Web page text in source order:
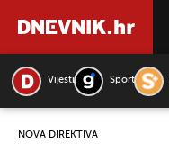
Vijesti Sport
NOVA DIREKTIVA
PRETRAŽITE VIJESTI